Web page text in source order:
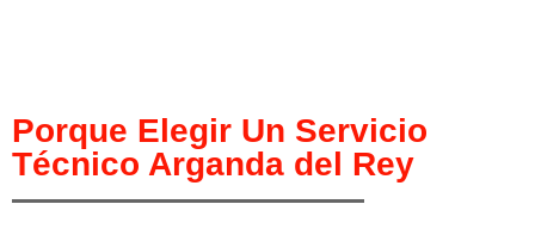
Porque Elegir Un Servicio
Técnico Arganda del Rey